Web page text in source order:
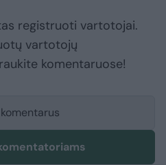
registruoti vartotojai.
vartotojų
komentaruose!